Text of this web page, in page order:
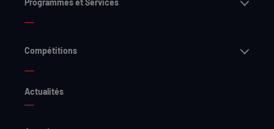
Compétitions
Actualités